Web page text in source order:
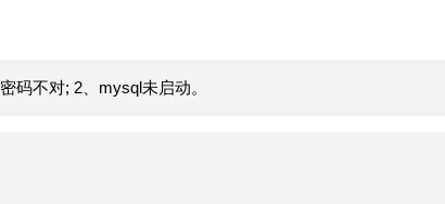
码不对; 2、mysql未启动。